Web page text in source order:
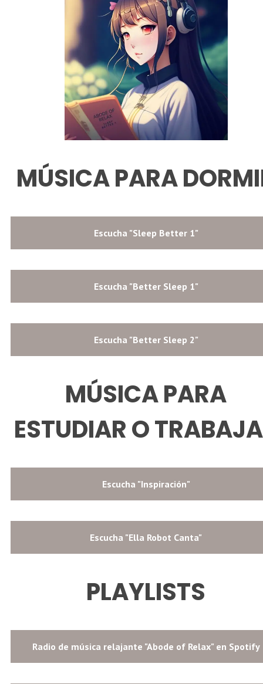
MÚSICA PARA
Escucha "Sleep Better 1"
Escucha "Better Sleep 1"
Escucha "Better Sleep 2"
MÚSICA PARA
ESTUDIAR O
Escucha "Inspiración"
Escucha "Ella Robot Canta"
PLAYLISTS
Radio de música relajante "Abode of Relax" en Spotify